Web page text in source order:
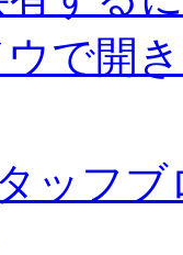
で開
ッフブ